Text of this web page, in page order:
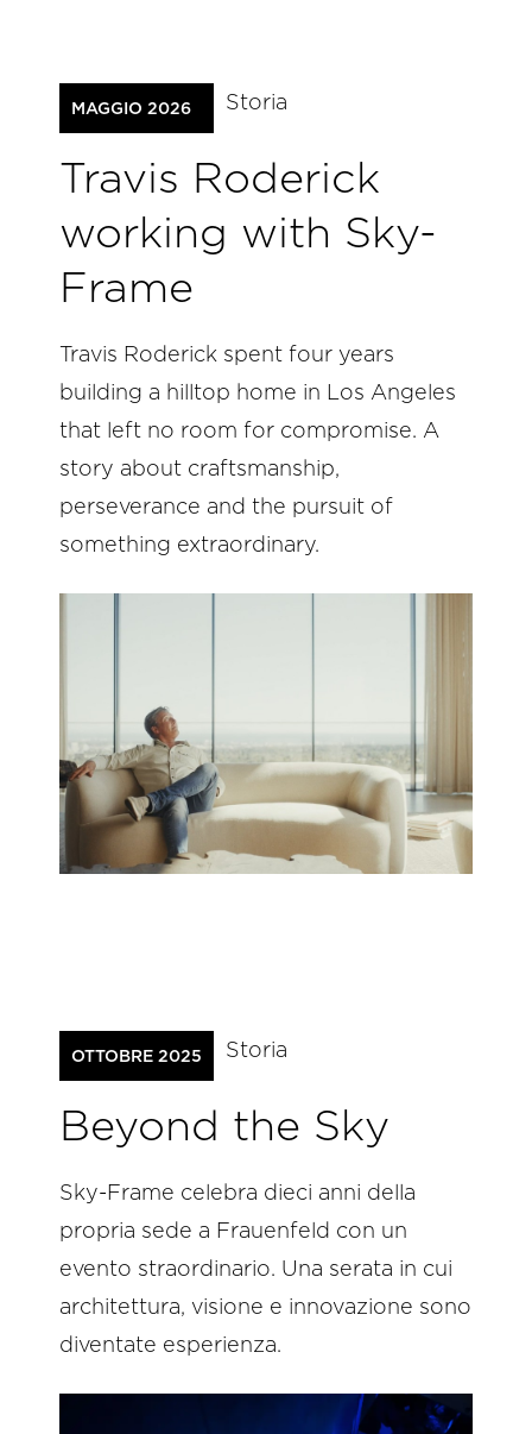
MAGGIO 2026 Storia
Travis Roderick
working with Sky-
Frame
Travis Roderick spent four years
building a hilltop home in Los Angeles
that left no room for compromise. A
story about craftsmanship,
perseverance and the pursuit of
something extraordinary.
OTTOBRE 2025 Storia
Beyond the Sky
Sky-Frame celebra dieci anni della
propria sede a Frauenfeld con un
evento straordinario. Una serata in cui
architettura, visione e innovazione sono
diventate esperienza.